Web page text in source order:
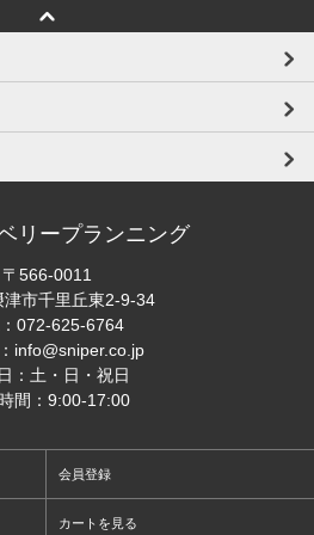
リープランニング
〒566-0011
津市千里丘東2-9-34
072-625-6764
info@sniper.co.jp
：土・日・祝日
間：9:00-17:00
会員登録
カートを見る